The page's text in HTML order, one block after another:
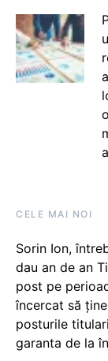
CELE MAI NOI
Sorin Ion,
dau an de an
post pe
încercat să
posturile
garanta de la